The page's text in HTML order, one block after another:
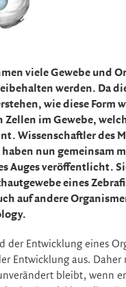
viele Gewebe und
werden. Da
wie diese Form
im Gewebe,
Wissenschaftler des
nun gemeinsam
Auges veröffentlicht.
eines
auf andere
der Entwicklung eines
Entwicklung aus.
bleibt, wenn